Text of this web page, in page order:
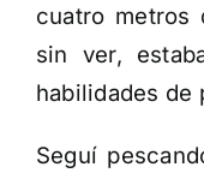
cuatro
sin ver,
habilidades de
Seguí